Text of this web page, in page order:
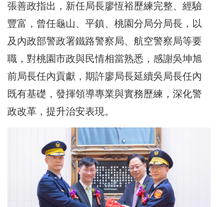
張善政指出，新任局長廖恆裕歷練完整、經驗
豐富，曾任龜山、平鎮、桃園分局分局長，以
及內政部警政署鐵路警察局、航空警察局等要
職，對桃園市政與民情相當熟悉，感謝吳坤旭
前局長任內貢獻，期許廖局長延續吳局長任內
既有基礎，發揮領導專業與實務歷練，深化警
政改革，提升治安表現。